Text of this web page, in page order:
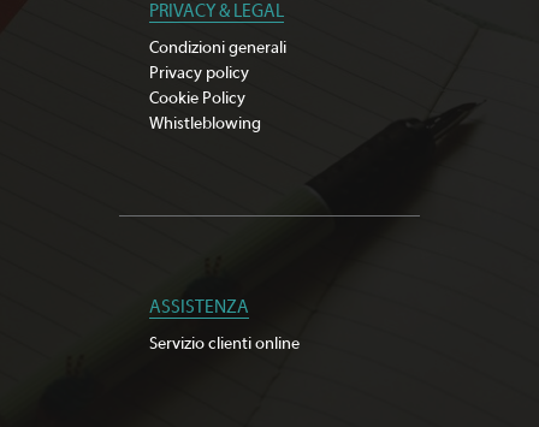
PRIVACY & LEGAL
Condizioni generali
Privacy policy
Cookie Policy
Whistleblowing
ASSISTENZA
Servizio clienti online